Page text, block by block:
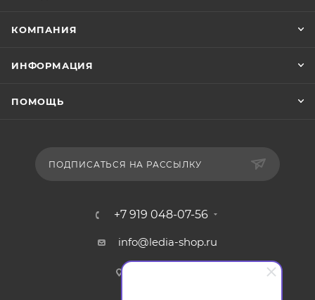
КОМПАНИЯ
ИНФОРМАЦИЯ
ПОМОЩЬ
ПОДПИСАТЬСЯ НА РАССЫЛКУ
+7 919 048-07-56
info@ledia-shop.ru